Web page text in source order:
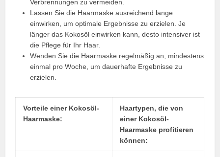
Verbrennungen zu vermeiden.
Lassen Sie die Haarmaske ausreichend lange
einwirken, um optimale Ergebnisse zu erzielen. Je
länger das Kokosöl einwirken kann, desto intensiver ist
die Pflege für Ihr Haar.
Wenden Sie die Haarmaske regelmäßig an, mindestens
einmal pro Woche, um dauerhafte Ergebnisse zu
erzielen.
Vorteile einer Kokosöl-
Haarmaske:
Haartypen, die von
einer Kokosöl-
Haarmaske profitieren
können: